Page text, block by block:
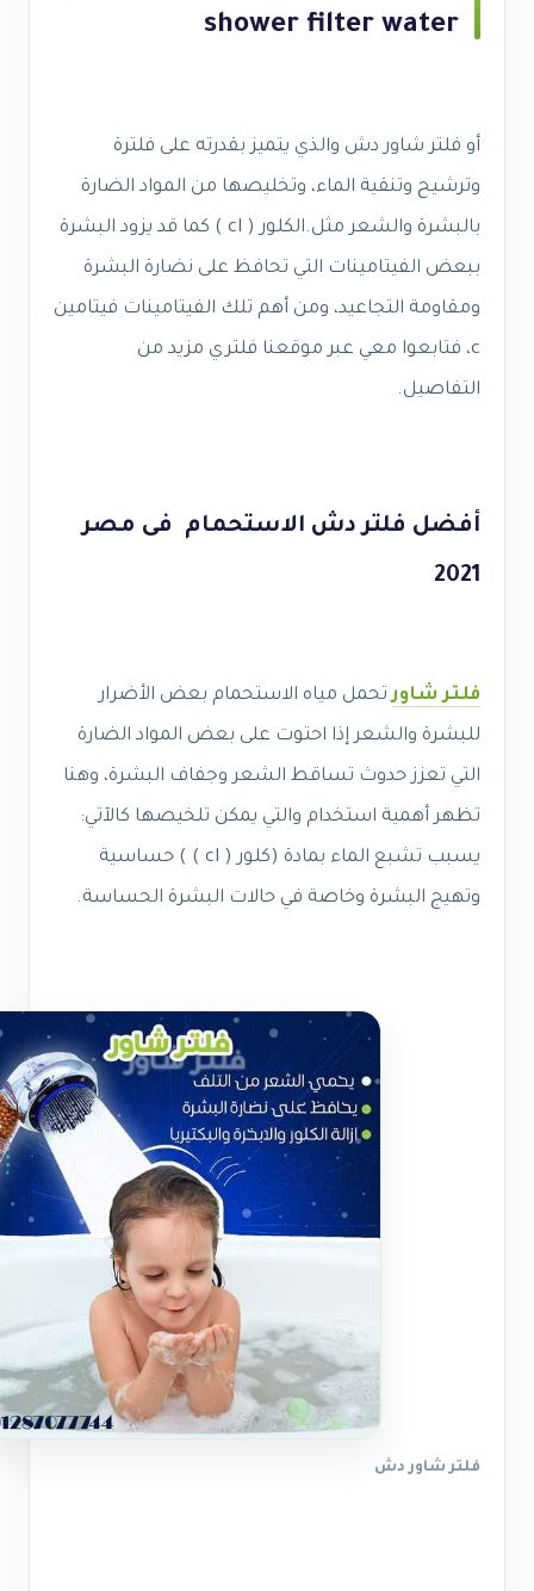
shower filter water
أو فلتر شاور دش والذي يتميز بقدرته على فلترة
وترشيح وتنقية الماء، وتخليصها من المواد الضارة
بالبشرة والشعر مثل.
الكلور ( cl ) كما قد يزود البشرة
ببعض الفيتامينات التي تحافظ على نضارة البشرة
ومقاومة التجاعيد، ومن أهم تلك الفيتامينات فيتامين
c، فتابعوا معي عبر موقعنا فلتري مزيد من
التفاصيل.
أفضل فلتر دش الاستحمام فى مصر
2021
فلتر شاورتحمل مياه الاستحمام بعض الأضرار
للبشرة والشعر إذا احتوت على بعض المواد الضارة
التي تعزز حدوث تساقط الشعر وجفاف البشرة، وهنا
تظهر أهمية استخدام والتي يمكن تلخيصها كالآتي:
يسبب تشبع الماء بمادة (كلور ( cl ) ) حساسية
وتهيج البشرة وخاصة في حالات البشرة الحساسة.
فلتر شاور دش